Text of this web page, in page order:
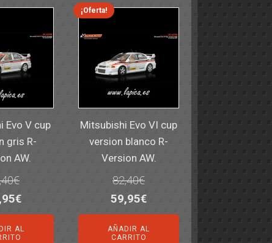
Evo V cup
gris R-
AW.
€
€El
precio
actual
AL
¡Oferta!
Mitsubishi Evo VI cup
version blanco R-
Version AW.
82,40€
El
precio
original
59,95€El
precio
actual
AÑADIR AL
CARRITO